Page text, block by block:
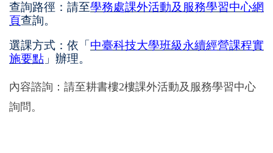
查詢路徑：請至學務處課外活動及服務學習中心網
頁查詢。
選課方式：依「 中臺科技大學班級永續經營課程實
施要點 」辦理。
內容諮詢：請至耕書樓2樓課外活動及服務學習中心
詢問。